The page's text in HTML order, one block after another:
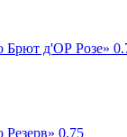
Брют д'ОР Розе»
0.75